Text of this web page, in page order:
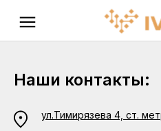
Наши контакты:
ул.Тимирязева 4, ст.